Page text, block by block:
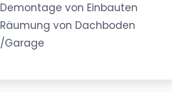
Demontage von Einbauten
Räumung von Dachboden
/Garage